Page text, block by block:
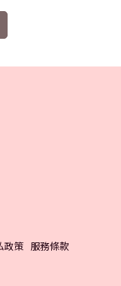
政策 服務條款